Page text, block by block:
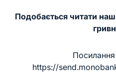
Подобається читати
https://